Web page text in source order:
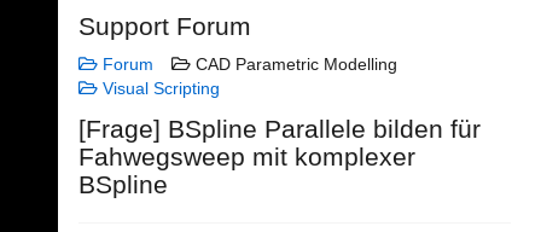
Support Forum
Forum
CAD Parametric Modelling
Visual Scripting
[Frage] BSpline Parallele bilden für
Fahwegsweep mit komplexer
BSpline